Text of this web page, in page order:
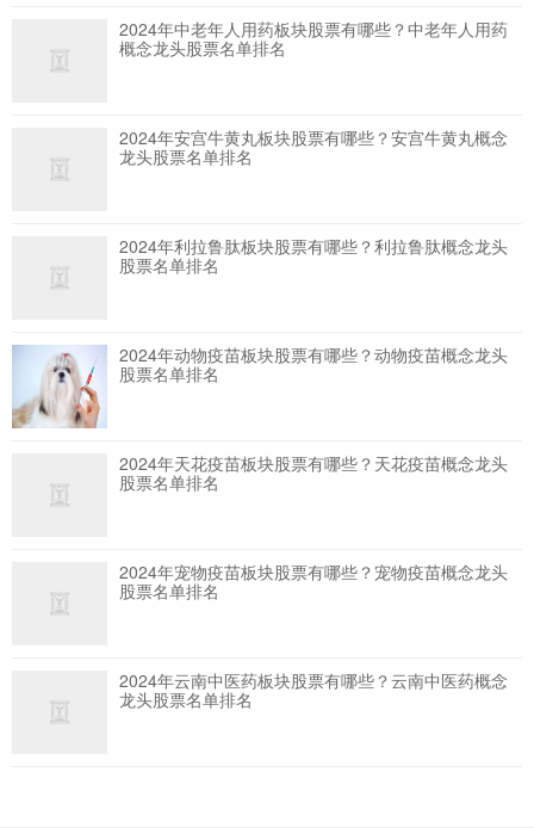
2024年中老年人用药板块股票有哪些？中老年人用药
概念龙头股票名单排名
2024年安宫牛黄丸板块股票有哪些？安宫牛黄丸概念
龙头股票名单排名
2024年利拉鲁肽板块股票有哪些？利拉鲁肽概念龙头
股票名单排名
2024年动物疫苗板块股票有哪些？动物疫苗概念龙头
股票名单排名
2024年天花疫苗板块股票有哪些？天花疫苗概念龙头
股票名单排名
2024年宠物疫苗板块股票有哪些？宠物疫苗概念龙头
股票名单排名
2024年云南中医药板块股票有哪些？云南中医药概念
龙头股票名单排名